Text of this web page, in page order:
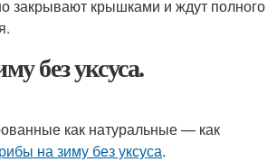
закрывают крышками и ждут полного
без уксуса.
как натуральные — как
на зиму без уксуса.